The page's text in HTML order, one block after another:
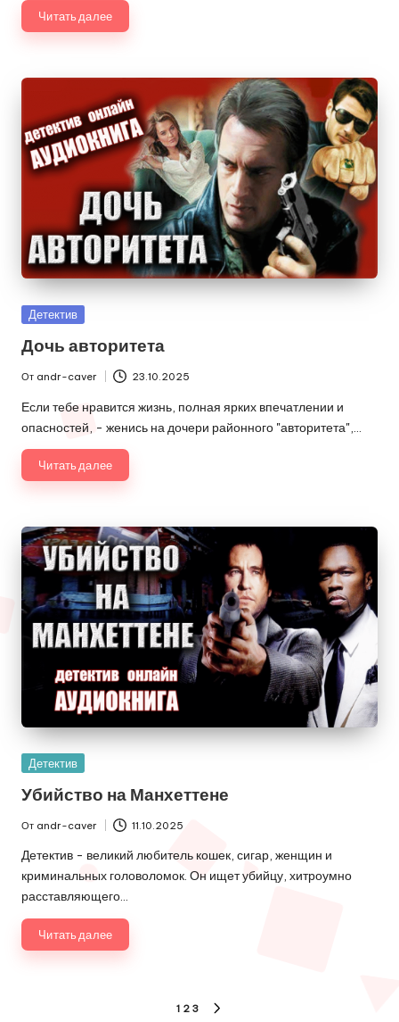
Читать далее
Опубликовано
Детектив
Дочь авторитета
Запись
от
От andr-caver 23.10.2025
Если тебе нравится жизнь, полная ярких впечатлении и
опасностей, - женись на дочери районного "авторитета",…
Читать далее
Опубликовано
Детектив
Убийство на Манхеттене
Запись
от
От andr-caver 11.10.2025
Детектив - великий любитель кошек, сигар, женщин и
криминальных головоломок. Он ищет убийцу, хитроумно
расставляющего…
Читать далее
1 2 3